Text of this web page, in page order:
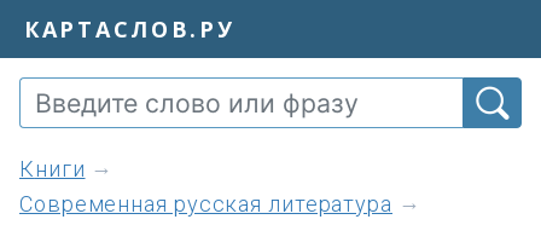
КАРТАСЛОВ.РУ
книги
Современная русская литература